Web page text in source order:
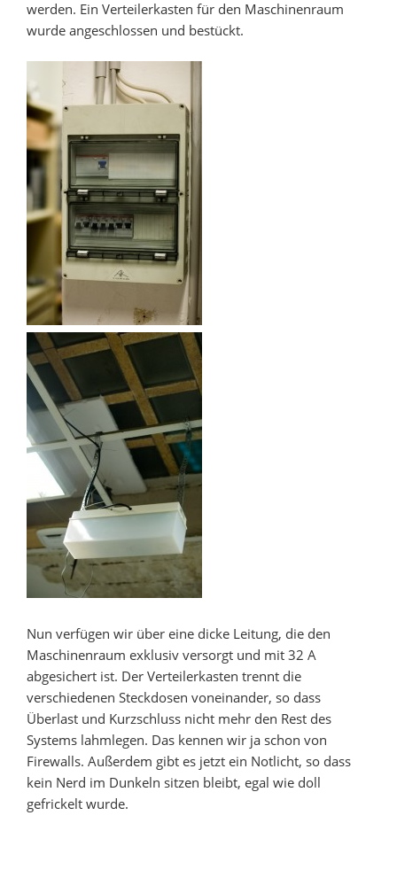
werden. Ein Verteilerkasten für den Maschinenraum
wurde angeschlossen und bestückt.
Nun verfügen wir über eine dicke Leitung, die den
Maschinenraum exklusiv versorgt und mit 32 A
abgesichert ist. Der Verteilerkasten trennt die
verschiedenen Steckdosen voneinander, so dass
Überlast und Kurzschluss nicht mehr den Rest des
Systems lahmlegen. Das kennen wir ja schon von
Firewalls. Außerdem gibt es jetzt ein Notlicht, so dass
kein Nerd im Dunkeln sitzen bleibt, egal wie doll
gefrickelt wurde.